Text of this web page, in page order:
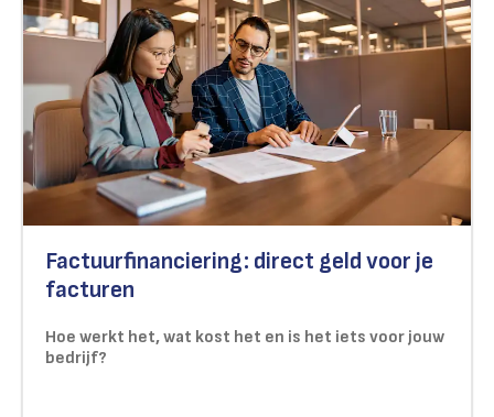
Factuurfinanciering: direct geld voor je
facturen
Hoe werkt het, wat kost het en is het iets voor jouw
bedrijf?